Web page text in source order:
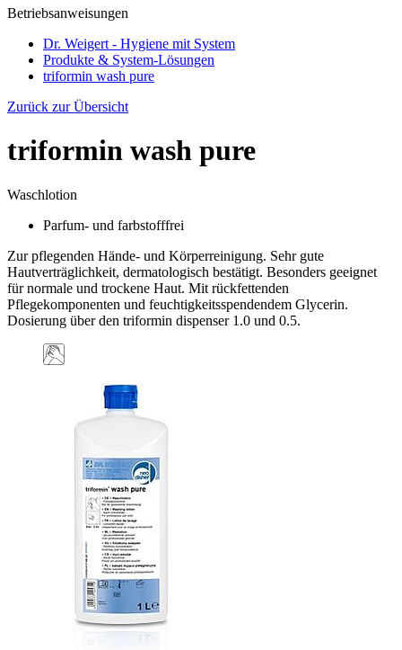
Betriebsanweisungen
Dr. Weigert - Hygiene mit System
Produkte & System-Lösungen
triformin wash pure
Zurück zur Übersicht
triformin wash pure
Waschlotion
Parfum- und farbstofffrei
Zur pflegenden Hände- und Körperreinigung. Sehr gute
Hautverträglichkeit, dermatologisch bestätigt. Besonders geeignet
für normale und trockene Haut. Mit rückfettenden
Pflegekomponenten und feuchtigkeitsspendendem Glycerin.
Dosierung über den triformin dispenser 1.0 und 0.5.